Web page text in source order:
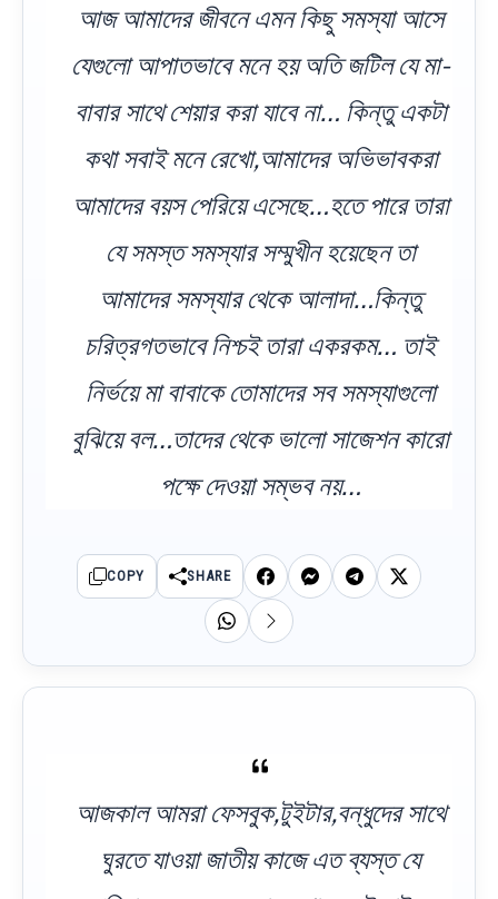
আজ আমাদের জীবনে এমন কিছু সমস্যা আসে
যেগুলো আপাতভাবে মনে হয় অতি জটিল যে মা-
বাবার সাথে শেয়ার করা যাবে না… কিন্তু একটা
কথা সবাই মনে রেখো,আমাদের অভিভাবকরা
আমাদের বয়স পেরিয়ে এসেছে…হতে পারে তারা
যে সমস্ত সমস্যার সম্মুখীন হয়েছেন তা
আমাদের সমস্যার থেকে আলাদা…কিন্তু
চরিত্রগতভাবে নিশ্চই তারা একরকম… তাই
নির্ভয়ে মা বাবাকে তোমাদের সব সমস্যাগুলো
বুঝিয়ে বল…তাদের থেকে ভালো সাজেশন কারো
পক্ষে দেওয়া সম্ভব নয়…
COPY SHARE
আজকাল আমরা ফেসবুক,টুইটার,বন্ধুদের সাথে
ঘুরতে যাওয়া জাতীয় কাজে এত ব্যস্ত যে